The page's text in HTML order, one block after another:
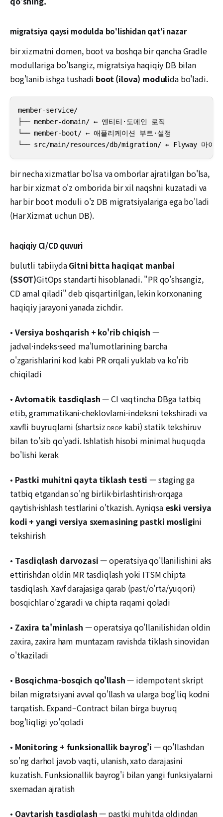
migratsiya qaysi modulda bo'lishidan qat'i nazar
bir xizmatni domen, boot va boshqa bir qancha Gradle
modullariga bo'lsangiz, migratsiya haqiqiy DB bilan
bog'lanib ishga tushadi boot (ilova) modulida bo'ladi.
member-service/
├── member-domain/ ← 엔티티·도메인 로직
└── member-boot/ ← 애플리케이션 부트·설정
└── src/main/resources/db/migration/ ← Flyway 마이그
bir necha xizmatlar bo'lsa va omborlar ajratilgan bo'lsa,
har bir xizmat o'z omborida bir xil naqshni kuzatadi va
har bir boot moduli o'z DB migratsiyalariga ega bo'ladi
(Har Xizmat uchun DB).
haqiqiy CI/CD quvuri
bulutli tabiiydaGitni bitta haqiqat manbai
(SSOT)GitOps standarti hisoblanadi. "PR qo'shsangiz,
CD amal qiladi" deb qisqartirilgan, lekin korxonaning
haqiqiy jarayoni yanada zichdir.
• Versiya boshqarish + ko'rib chiqish —
jadval·indeks·seed ma'lumotlarining barcha
o'zgarishlarini kod kabi PR orqali yuklab va ko'rib
chiqiladi
• Avtomatik tasdiqlash— CI vaqtincha DBga tatbiq
etib, grammatikani·cheklovlarni·indeksni tekshiradi va
xavfli buyruqlarni (shartsiz DROP kabi) statik tekshiruv
bilan to'sib qo'yadi. Ishlatish hisobi minimal huquqda
bo'lishi kerak
• Pastki muhitni qayta tiklash testi — staging ga
tatbiq etgandan so'ng birlik·birlashtirish·orqaga
qaytish·ishlash testlarini o'tkazish. Ayniqsa eski versiya
kodi + yangi versiya sxemasining pastki mosligini
tekshirish
• Tasdiqlash darvozasi— operatsiya qo'llanilishini aks
ettirishdan oldin MR tasdiqlash yoki ITSM chipta
tasdiqlash. Xavf darajasiga qarab (past/o'rta/yuqori)
bosqichlar o'zgaradi va chipta raqami qoladi
• Zaxira ta'minlash — operatsiya qo'llanilishidan oldin
zaxira, zaxira ham muntazam ravishda tiklash sinovidan
o'tkaziladi
• Bosqichma-bosqich qo'llash— idempotent skript
bilan migratsiyani avval qo'llash va ularga bog'liq kodni
tarqatish. Expand–Contract bilan birga buyruq
bog'liqligi yo'qoladi
• Monitoring + funksionallik bayrog'i — qo'llashdan
so'ng darhol javob vaqti, ulanish, xato darajasini
kuzatish. Funksionallik bayrog'i bilan yangi funksiyalarni
sxemadan ajratish
• Qaytarish tasdiqlash— pastki muhitda oldindan